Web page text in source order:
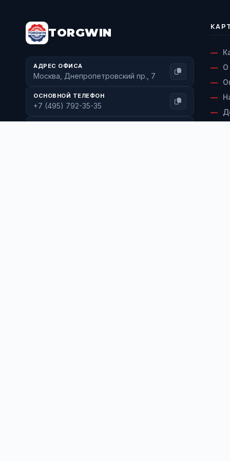
TORGWIN
АДРЕС ОФИСА
Москва, Днепропетровский пр., 7
ОСНОВНОЙ ТЕЛЕФОН
+7 (495) 792-35-35
О